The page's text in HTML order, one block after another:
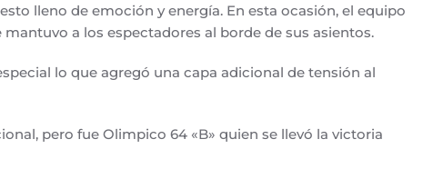
lleno de emoción y energía. En esta ocasión, el equipo
a los espectadores al borde de sus asientos.
lo que agregó una capa adicional de tensión al
pero fue Olimpico 64 «B» quien se llevó la victoria